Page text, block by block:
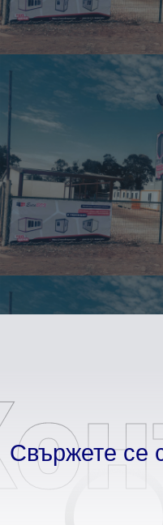
Свържете се